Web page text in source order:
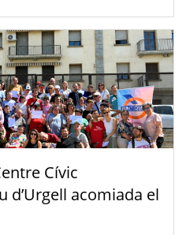
Cívic
d’Urgell acomiada el